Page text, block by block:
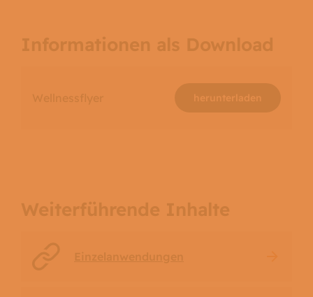
Informationen als Download
Wellnessflyer herunterladen
Weiterführende Inhalte
Einzelanwendungen